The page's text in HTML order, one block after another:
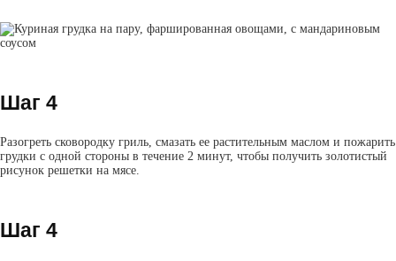
Шаг 4
Разогреть сковородку гриль, смазать ее растительным маслом и пожарить
грудки с одной стороны в течение 2 минут, чтобы получить золотистый
рисунок решетки на мясе.
Шаг 4